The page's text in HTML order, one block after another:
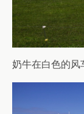
奶牛在白色的风